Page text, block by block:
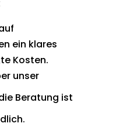
ein klares
Kosten.
unser
Beratung ist